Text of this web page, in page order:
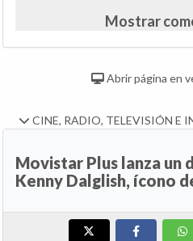
Mostrar
Abrir página en
CINE, RADIO, TELEVISIÓN E
Movistar Plus lanza un
Kenny Dalglish, ícono